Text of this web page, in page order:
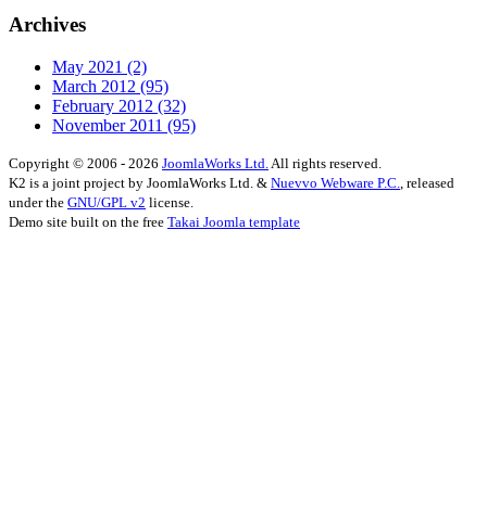
Archives
May 2021 (2)
March 2012 (95)
February 2012 (32)
November 2011 (95)
Copyright © 2006 - 2026 JoomlaWorks Ltd. All rights reserved.
K2 is a joint project by JoomlaWorks Ltd. & Nuevvo Webware P.C.
, released
under the GNU/GPL v2 license.
Demo site built on the free Takai Joomla template